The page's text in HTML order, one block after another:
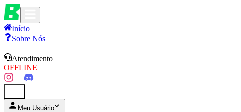
Início
Sobre Nós
Atendimento
OFFLINE
Meu Usuário